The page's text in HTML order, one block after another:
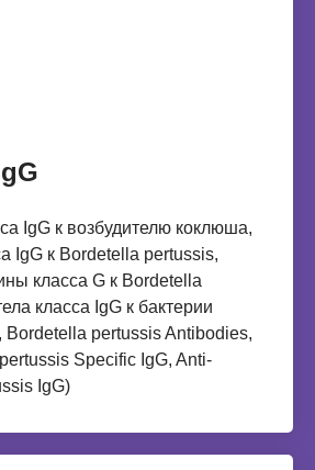
IgG к возбудителю коклюша,
IgG к Bordetella pertussis,
класса G к Bordetella
класса IgG к бактерии
Bordetella pertussis Antibodies,
Specific IgG, Anti-
IgG)